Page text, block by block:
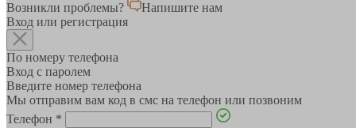
Возникли проблемы?
Напишите нам
Вход или регистрация
По номеру телефона
Вход с паролем
Введите номер телефона
Мы отправим вам код в смс на телефон или позвоним
Телефон *